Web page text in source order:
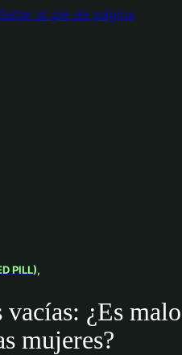
al pie de página
PILL)
vacías: ¿Es malo
mujeres?